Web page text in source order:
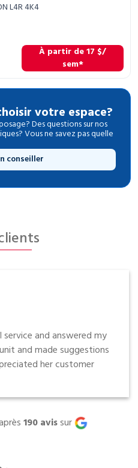
L4R 4K4
À partir de17 $/
sem*
votre espace?
Des questions sur nos
Vous ne savez pas quelle
conseiller
and answered my
and made suggestions
her customer
190 avissur